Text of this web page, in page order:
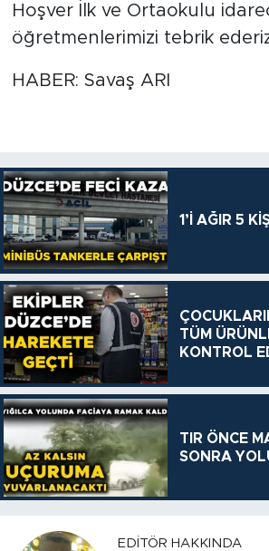
Hoşver İlk ve Ortaokulu
öğretmenlerimizi tebrik
HABER: Savaş ARI
1’İ AĞIR 5
TÜM
KONTROL
TIR ÖNCE
SONRA
EDITÖR HAKKINDA